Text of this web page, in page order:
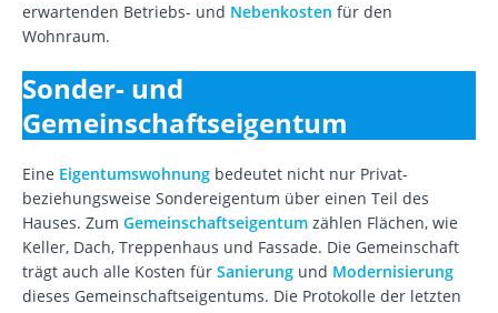
erwartenden Betriebs- und Nebenkosten für den
Wohnraum.
Sonder- und
Gemeinschaftseigentum
Eine Eigentumswohnung bedeutet nicht nur Privat-
beziehungsweise Sondereigentum über einen Teil des
Hauses. Zum Gemeinschaftseigentum zählen Flächen, wie
Keller, Dach, Treppenhaus und Fassade. Die Gemeinschaft
trägt auch alle Kosten für Sanierung und Modernisierung
dieses Gemeinschaftseigentums. Die Protokolle der letzten